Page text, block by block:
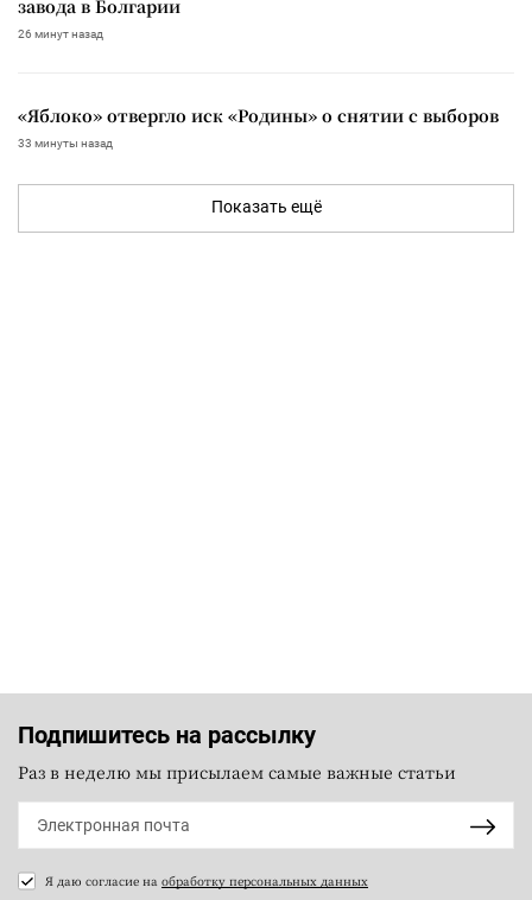
завода в Болгарии
26 минут назад
«Яблоко» отвергло иск «Родины» о снятии с выборов
33 минуты назад
Показать ещё
Подпишитесь на рассылку
Раз в неделю мы присылаем самые важные статьи
Я даю согласие на обработку персональных данных